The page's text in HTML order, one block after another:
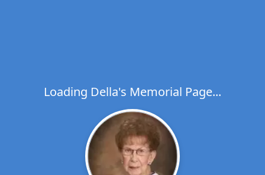
Loading Della's Memorial Page...